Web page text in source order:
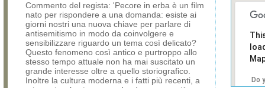
Commento del regista: 'Pecore in erba è un film
nato per rispondere a una domanda: esiste ai
giorni nostri una nuova chiave per parlare di
antisemitismo in modo da coinvolgere e
sensibilizzare riguardo un tema così delicato?
Questo fenomeno così antico e purtroppo allo
stesso tempo attuale non ha mai suscitato un
grande interesse oltre a quello storiografico.
Inoltre la cultura moderna e i fatti più recenti, a
Do